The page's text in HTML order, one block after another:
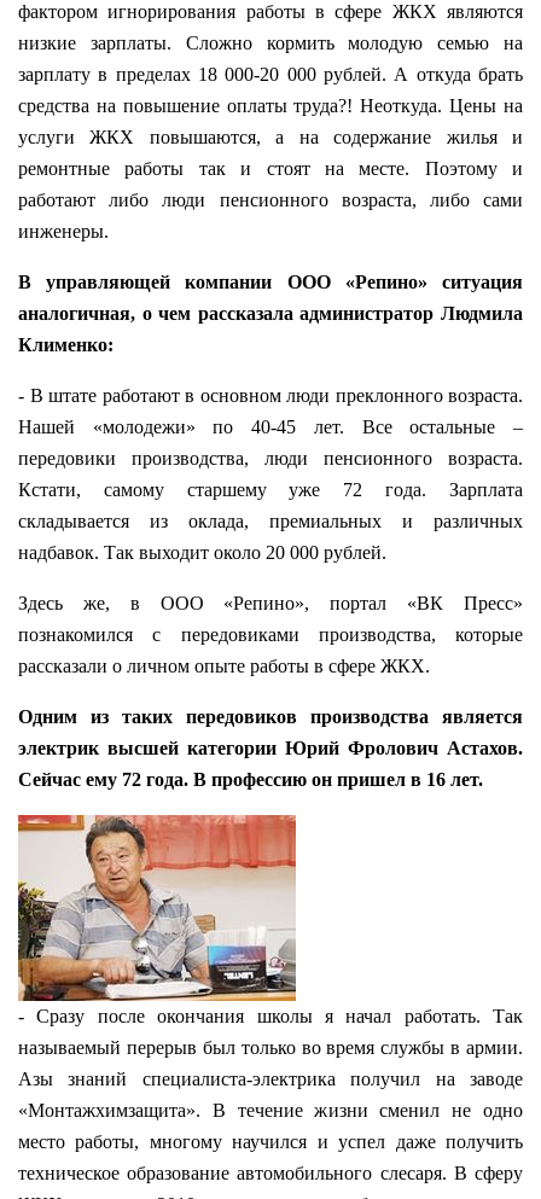
фактором игнорирования работы в сфере ЖКХ являются
низкие зарплаты. Сложно кормить молодую семью на
зарплату в пределах 18 000-20 000 рублей. А откуда брать
средства на повышение оплаты труда?! Неоткуда. Цены на
услуги ЖКХ повышаются, а на содержание жилья и
ремонтные работы так и стоят на месте. Поэтому и
работают либо люди пенсионного возраста, либо сами
инженеры.
В управляющей компании ООО «Репино» ситуация
аналогичная, о чем рассказала администратор Людмила
Клименко:
- В штате работают в основном люди преклонного возраста.
Нашей «молодежи» по 40-45 лет. Все остальные –
передовики производства, люди пенсионного возраста.
Кстати, самому старшему уже 72 года. Зарплата
складывается из оклада, премиальных и различных
надбавок. Так выходит около 20 000 рублей.
Здесь же, в ООО «Репино», портал «ВК Пресс»
познакомился с передовиками производства, которые
рассказали о личном опыте работы в сфере ЖКХ.
Одним из таких передовиков производства является
электрик высшей категории Юрий Фролович Астахов.
Сейчас ему 72 года. В профессию он пришел в 16 лет.
- Сразу после окончания школы я начал работать. Так
называемый перерыв был только во время службы в армии.
Азы знаний специалиста-электрика получил на заводе
«Монтажхимзащита». В течение жизни сменил не одно
место работы, многому научился и успел даже получить
техническое образование автомобильного слесаря. В сферу